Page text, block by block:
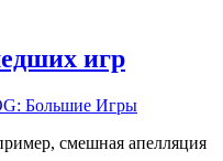
игр
Большие Игры
смешная апелляция